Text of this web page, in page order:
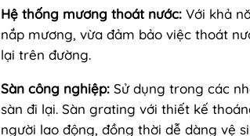
Hệ thống mương thoát nước: Với khả
nắp mương, vừa đảm bảo việc thoát
lại trên đường.
Sàn công nghiệp: Sử dụng trong các
sàn đi lại. Sàn grating với thiết kế
người lao động, đồng thời dễ dàng vệ